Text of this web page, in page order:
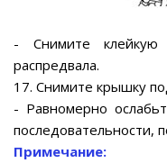
- Снимите
распредвала.
17. Снимите крышку
- Равномерно
последовательности,
Примечание: